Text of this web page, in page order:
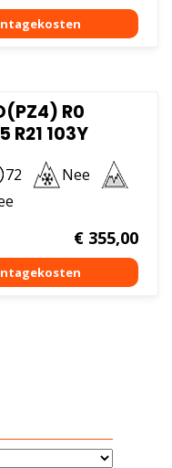
R0
R21 103Y
72
Nee
€355,00